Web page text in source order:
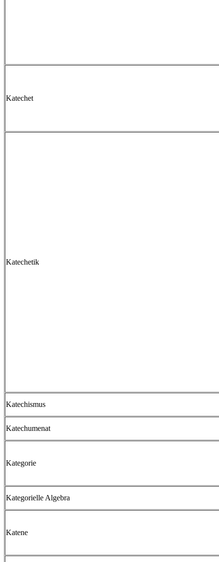
Katechet
Katechetik
Katechismus
Katechumenat
Kategorie
Kategorielle Algebra
Katene